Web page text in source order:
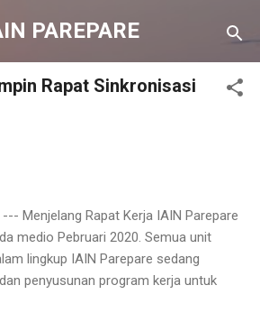
ke konten utama
PAREPARE
Rapat Sinkronisasi
Menjelang Rapat Kerja IAIN Parepare
medio Pebruari 2020. Semua unit
lingkup IAIN Parepare sedang
penyusunan program kerja untuk